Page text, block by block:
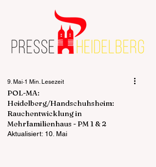
POL-MA:
Heidelberg/Handschuhsheim:
Rauchentwicklung in
Mehrfamilienhaus - PM 1 & 2
9. Mai 1 Min. Lesezeit
Aktualisiert: 10. Mai